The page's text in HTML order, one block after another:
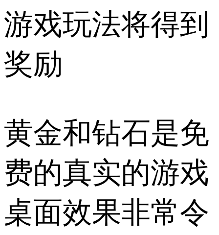
游戏玩法将得到
奖励
黄金和钻石是免
费的真实的游戏
桌面效果非常令